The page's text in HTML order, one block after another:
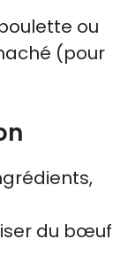
ou
(pour
du bœuf